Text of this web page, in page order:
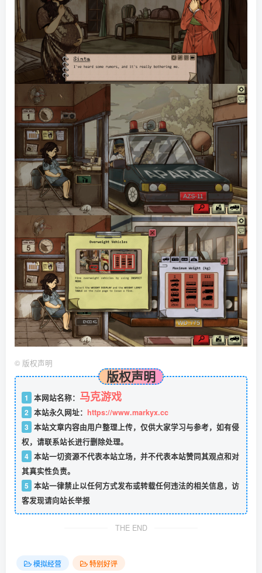
© 版权声明
版权声明
1 本网站名称： 马克游戏
2 本站永久网址： https://www.markyx.cc
3 本站文章内容由用户整理上传，仅供大家学习与参考，如有侵
权，请联系站长进行删除处理。
4 本站一切资源不代表本站立场，并不代表本站赞同其观点和对
其真实性负责。
5 本站一律禁止以任何方式发布或转载任何违法的相关信息，访
客发现请向站长举报
THE END
模拟经营
特别好评